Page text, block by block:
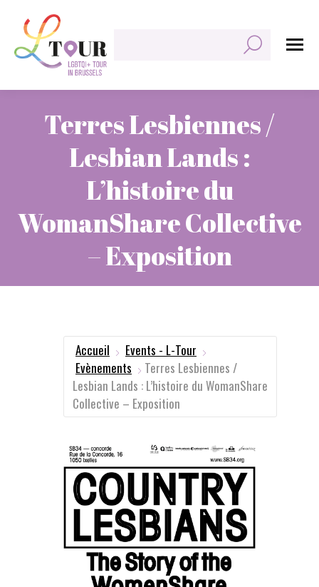
Terres Lesbiennes /
Lesbian Lands :
L’histoire du
WomanShare Collective
– Exposition
Accueil
Events - L-Tour
Evènements
Terres Lesbiennes /
Lesbian Lands : L’histoire du WomanShare
Collective – Exposition